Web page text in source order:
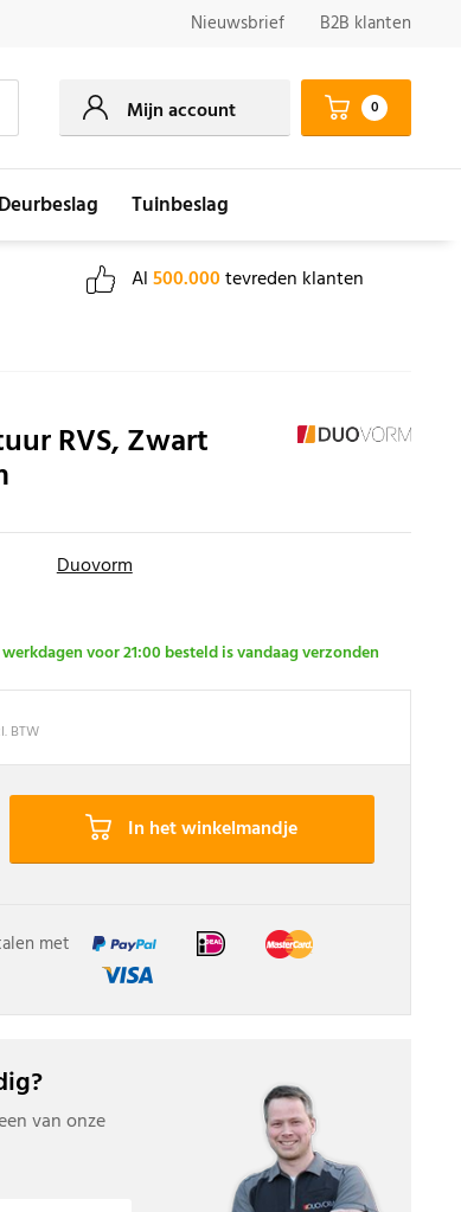
Nieuwsbrief B2B klanten
Mijn account 0
Deurbeslag Tuinbeslag
Al500.000tevreden klanten
RVS, Zwart
Duovorm
voor 21:00 besteld is vandaag verzonden
BTW
In het winkelmandje
met
van onze